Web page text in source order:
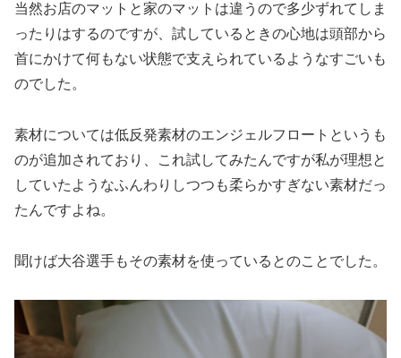
当然お店のマットと家のマットは違うので多少ずれてしま
ったりはするのですが、試しているときの心地は頭部から
首にかけて何もない状態で支えられているようなすごいも
のでした。
素材については低反発素材のエンジェルフロートというも
のが追加されており、これ試してみたんですが私が理想と
していたようなふんわりしつつも柔らかすぎない素材だっ
たんですよね。
聞けば大谷選手もその素材を使っているとのことでした。